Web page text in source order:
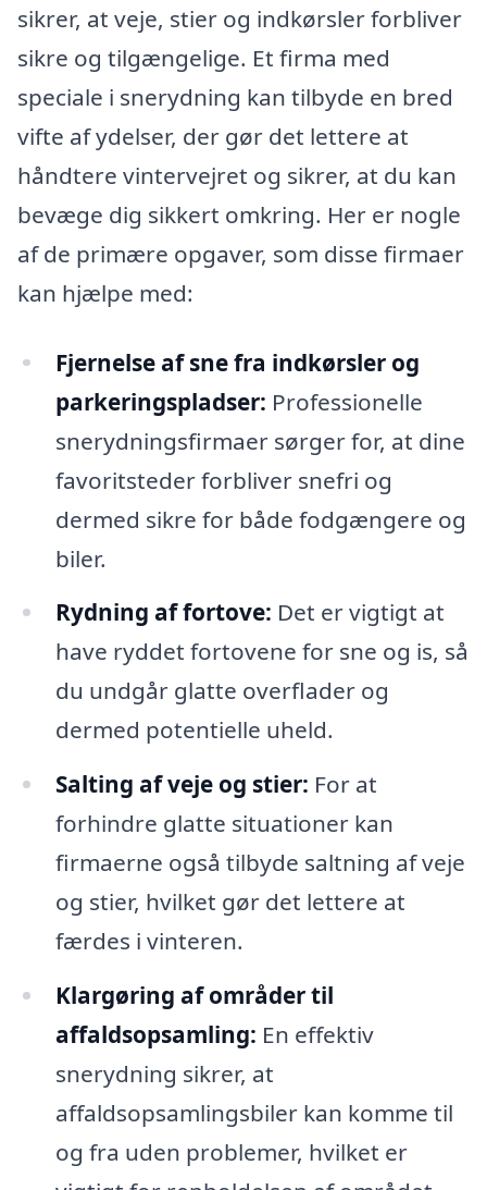
sikrer, at veje, stier og indkørsler forbliver
sikre og tilgængelige. Et firma med
speciale i snerydning kan tilbyde en bred
vifte af ydelser, der gør det lettere at
håndtere vintervejret og sikrer, at du kan
bevæge dig sikkert omkring. Her er nogle
af de primære opgaver, som disse firmaer
kan hjælpe med:
Fjernelse af sne fra indkørsler og
parkeringspladser: Professionelle
snerydningsfirmaer sørger for, at dine
favoritsteder forbliver snefri og
dermed sikre for både fodgængere og
biler.
Rydning af fortove: Det er vigtigt at
have ryddet fortovene for sne og is, så
du undgår glatte overflader og
dermed potentielle uheld.
Salting af veje og stier: For at
forhindre glatte situationer kan
firmaerne også tilbyde saltning af veje
og stier, hvilket gør det lettere at
færdes i vinteren.
Klargøring af områder til
affaldsopsamling: En effektiv
snerydning sikrer, at
affaldsopsamlingsbiler kan komme til
og fra uden problemer, hvilket er